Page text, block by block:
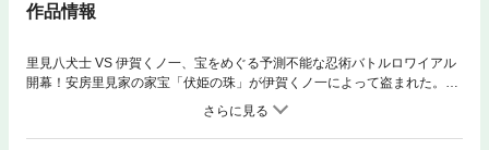
作品情報
里見八犬士 VS 伊賀くノ一、宝をめぐる予測不能な忍術バトルロワイアル
開幕！安房里見家の家宝「伏姫の珠」が伊賀くノ一によって盗まれた。目
的はただひとつ―――里見家を取り潰しにすること！家宝奪還ため里見八
犬士は伊賀くノ一との死闘にのぞむ!!鬼才・山田風太郎による忍法帖シリ
ーズの傑作をコミカライズ、二ヶ月連続刊行の最新第1巻。